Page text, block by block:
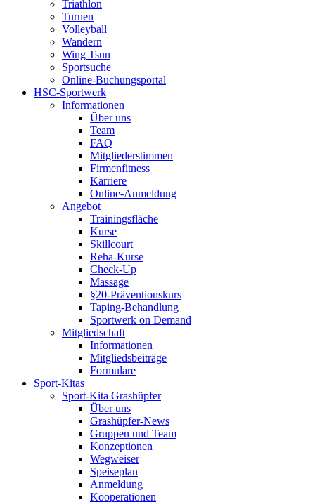
Triathlon
Turnen
Volleyball
Wandern
Wing Tsun
Sportsuche
Online-Buchungsportal
HSC-Sportwerk
Informationen
Über uns
Team
FAQ
Mitgliederstimmen
Firmenfitness
Karriere
Online-Anmeldung
Angebot
Trainingsfläche
Kurse
Skillcourt
Reha-Kurse
Check-Up
Massage
§20-Präventionskurs
Taping-Behandlung
Sportwerk on Demand
Mitgliedschaft
Informationen
Mitgliedsbeiträge
Formulare
Sport-Kitas
Sport-Kita Grashüpfer
Über uns
Grashüpfer-News
Gruppen und Team
Konzeptionen
Wegweiser
Speiseplan
Anmeldung
Kooperationen